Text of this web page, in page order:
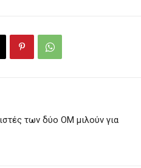
των δύο ΟΜ μιλούν για